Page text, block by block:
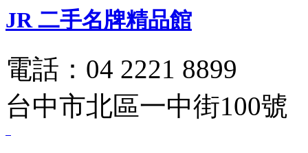
JR 二手名牌精品館
電話：04 2221 8899
台中市北區一中街100號